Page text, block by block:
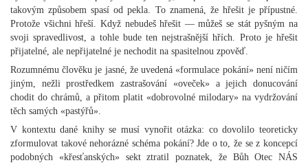
takovým způsobem spasí od pekla. To znamená, že hřešit je přípustné.
Protože všichni hřeší. Když nebudeš hřešit — můžeš se stát pyšným na
svoji spravedlivost, a tohle bude ten nejstrašnější hřích. Proto je hřešit
přijatelné, ale nepřijatelné je nechodit na spasitelnou zpověď.
Rozumnému člověku je jasné, že uvedená «formulace pokání» není ničím
jiným, nežli prostředkem zastrašování «oveček» a jejich donucování
chodit do chrámů, a přitom platit «dobrovolné milodary» na vydržování
těch samých «pastýřů».
V kontextu dané knihy se musí vynořit otázka: co dovolilo teoreticky
zformulovat takové nehorázné schéma pokání? Jde o to, že se z koncepcí
podobných «křesťanských» sekt ztratil poznatek, že Bůh Otec NÁS